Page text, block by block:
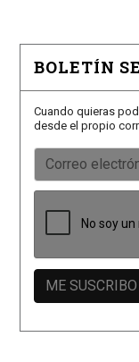
BOLETÍN
Cuando quieras
desde el propio